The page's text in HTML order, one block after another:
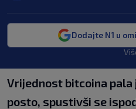
Dodajte N1 u
Vrijednost bitcoina pala
posto, spustivši se